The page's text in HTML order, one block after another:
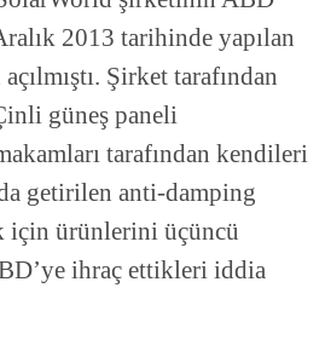
2013 tarihinde yapılan
Şirket tarafından
güneş paneli
tarafından kendileri
getirilen anti-damping
için ürünlerini üçüncü
ihraç ettikleri iddia